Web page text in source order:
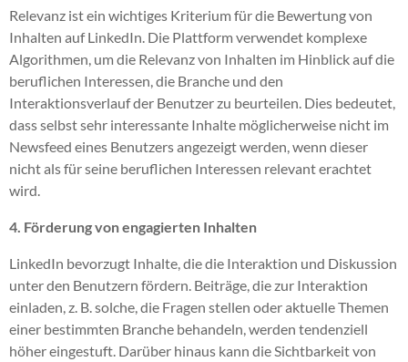
Relevanz ist ein wichtiges Kriterium für die Bewertung von
Inhalten auf LinkedIn. Die Plattform verwendet komplexe
Algorithmen, um die Relevanz von Inhalten im Hinblick auf die
beruflichen Interessen, die Branche und den
Interaktionsverlauf der Benutzer zu beurteilen. Dies bedeutet,
dass selbst sehr interessante Inhalte möglicherweise nicht im
Newsfeed eines Benutzers angezeigt werden, wenn dieser
nicht als für seine beruflichen Interessen relevant erachtet
wird.
4. Förderung von engagierten Inhalten
LinkedIn bevorzugt Inhalte, die die Interaktion und Diskussion
unter den Benutzern fördern. Beiträge, die zur Interaktion
einladen, z. B. solche, die Fragen stellen oder aktuelle Themen
einer bestimmten Branche behandeln, werden tendenziell
höher eingestuft. Darüber hinaus kann die Sichtbarkeit von